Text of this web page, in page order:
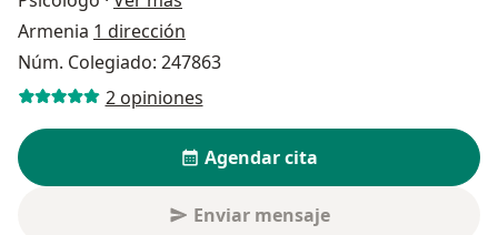
Armenia 1 dirección
Núm. Colegiado: 247863
2 opiniones
Agendar cita
Enviar mensaje